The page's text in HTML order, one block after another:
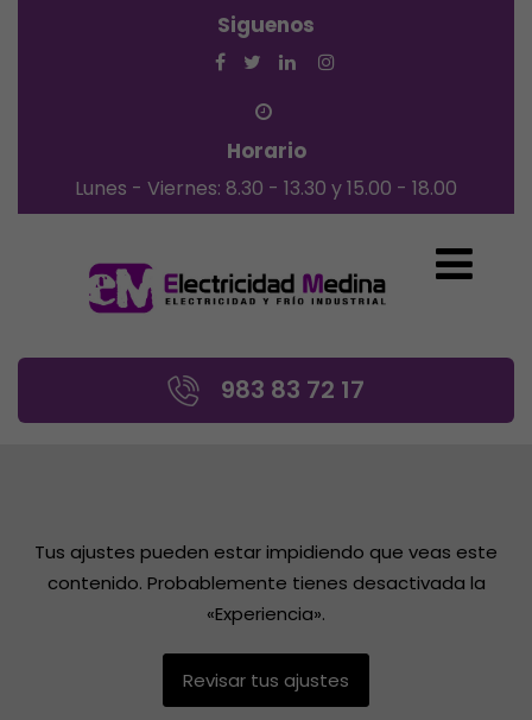
Siguenos
Horario
Lunes - Viernes: 8.30 - 13.30 y 15.00 - 18.00
983 83 72 17
Tus ajustes pueden estar impidiendo que veas este
contenido. Probablemente tienes desactivada la
«Experiencia».
Revisar tus ajustes